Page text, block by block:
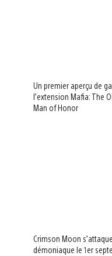
Un premier aperçu de
l’extension Mafia: The
Man of Honor
Crimson Moon
démoniaque le 1er